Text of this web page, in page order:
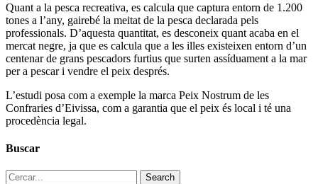
Quant a la pesca recreativa, es calcula que captura entorn de 1.200
tones a l’any, gairebé la meitat de la pesca declarada pels
professionals. D’aquesta quantitat, es desconeix quant acaba en el
mercat negre, ja que es calcula que a les illes existeixen entorn d’un
centenar de grans pescadors furtius que surten assíduament a la mar
per a pescar i vendre el peix després.
L’estudi posa com a exemple la marca Peix Nostrum de les
Confraries d’Eivissa, com a garantia que el peix és local i té una
procedència legal.
Buscar
Search